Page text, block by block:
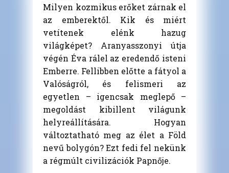
Milyen kozmikus erőket zárnak el
az emberektől. Kik és miért
vetítenek elénk hazug
világképet? Aranyasszonyi útja
végén Éva rálel az eredendő isteni
Emberre. Fellibben előtte a fátyol a
Valóságról, és felismeri az
egyetlen – igencsak meglepő –
megoldást kibillent világunk
helyreállítására. Hogyan
változtatható meg az élet a Föld
nevű bolygón? Ezt fedi fel nekünk
a régmúlt civilizációk Papnője.